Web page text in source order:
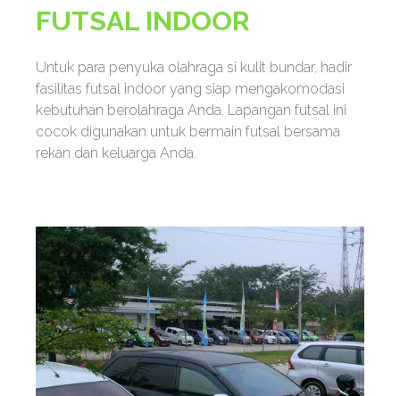
FUTSAL INDOOR
Untuk para penyuka olahraga si kulit bundar, hadir
fasilitas futsal indoor yang siap mengakomodasi
kebutuhan berolahraga Anda. Lapangan futsal ini
cocok digunakan untuk bermain futsal bersama
rekan dan keluarga Anda.